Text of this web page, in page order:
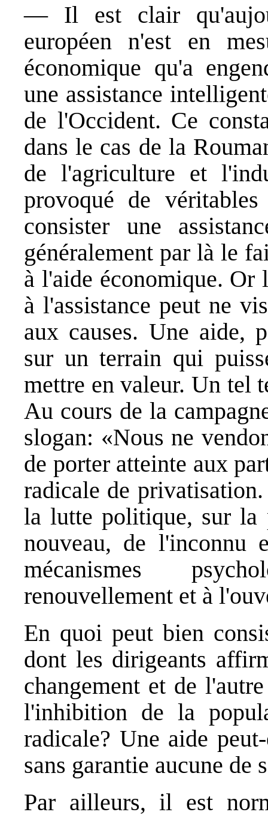
— Il est clair
européen n'est en
économique qu'a
une assistance
de l'Occident. Ce
dans le cas de la
de l'agriculture et
provoqué de
consister une
généralement par là le
à l'aide économique. Or
à l'assistance peut ne
aux causes. Une aide,
sur un terrain qui
mettre en valeur. Un tel
Au cours de la
slogan: «Nous ne
de porter atteinte aux
radicale de
la lutte politique, sur la
nouveau, de
mécanismes
renouvellement et à
En quoi peut bien
dont les dirigeants
changement et de
l'inhibition de la
radicale? Une aide
sans garantie aucune de
Par ailleurs, il est